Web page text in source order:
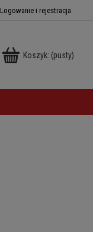
Logowanie i rejestracja
Koszyk: (pusty)